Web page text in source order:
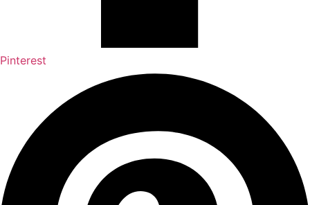
Pinterest